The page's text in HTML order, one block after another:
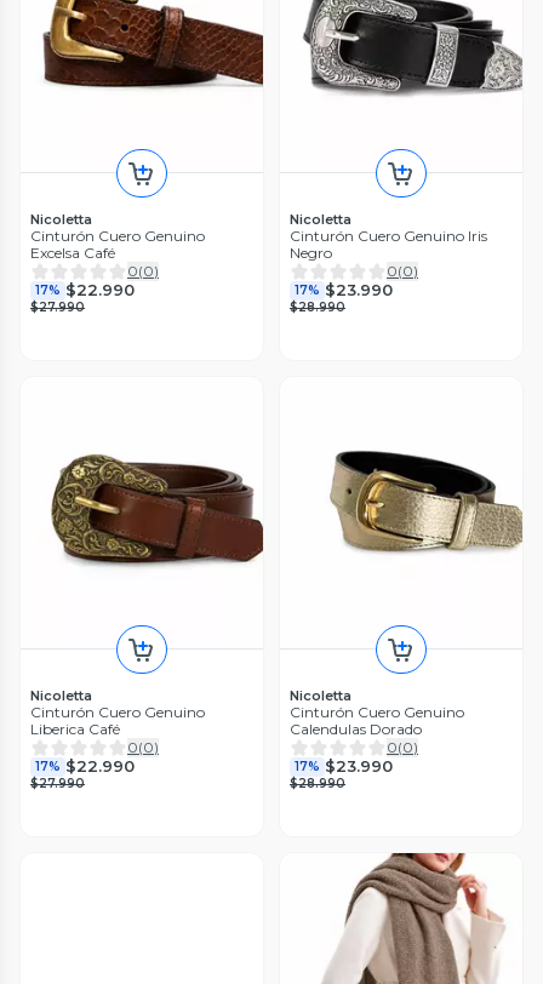
Nicoletta
Cinturón Cuero Genuino
Excelsa Café
0(0)
17% $22.990
$27.990
Nicoletta
Cinturón Cuero Genuino Iris
Negro
0(0)
17% $23.990
$28.990
Nicoletta
Cinturón Cuero Genuino
Liberica Café
0(0)
17% $22.990
$27.990
Nicoletta
Cinturón Cuero Genuino
Calendulas Dorado
0(0)
17% $23.990
$28.990